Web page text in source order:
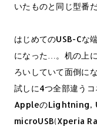
いたものと同じ型番だ
はじめてのUSB-Cな
になった…。机の上
ろいしていて面倒に
試しに4つ全部違うコ
AppleのLightning,
microUSB(Xperia